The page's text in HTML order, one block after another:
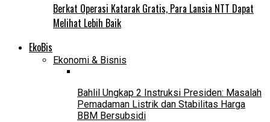
Berkat Operasi Katarak Gratis, Para Lansia NTT Dapat
Melihat Lebih Baik
EkoBis
Ekonomi & Bisnis
Bahlil Ungkap 2 Instruksi Presiden: Masalah
Pemadaman Listrik dan Stabilitas Harga
BBM Bersubsidi